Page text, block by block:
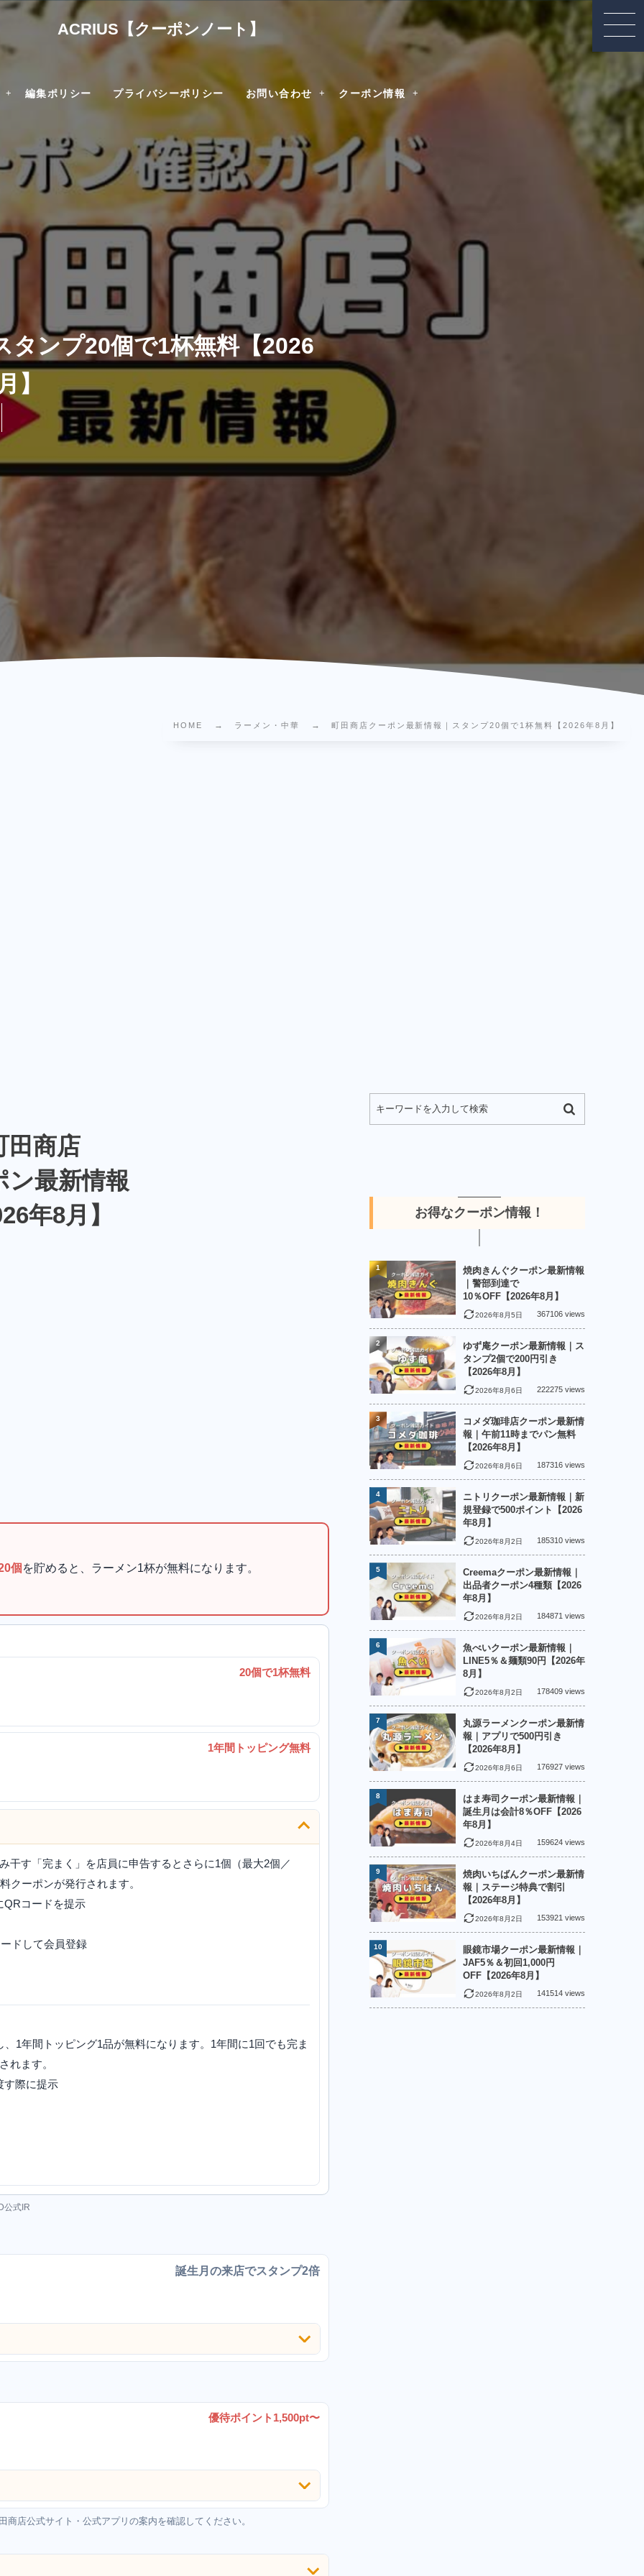
ACRIUS【クーポンノート】
編集ポリシー プライバシーポリシー お問い合わせ クーポン情報
タンプ20個で1杯無料【2026
】
HOME ラーメン・中華 町田商店クーポン最新情報｜スタンプ20個で1杯無料【2026年8月】
田商店
ン最新情報
年8月】
個 を貯めると、ラーメン1杯が無料になります。
20個で1杯無料
1年間トッピング無料
干す「完まく」を店員に申告するとさらに1個（最大2個／
クーポンが発行されます。
QRコードを提示
ドして会員登録
1年間トッピング1品が無料になります。1年間に1回でも完ま
れます。
す際に提示
公式IR
誕生月の来店でスタンプ2倍
優待ポイント1,500pt〜
店公式サイト・公式アプリの案内を確認してください。
お得なクーポン情報！
焼肉きんぐクーポン最新情報
｜警部到達で
10％OFF【2026年8月】
2026年8月5日 367106 views
1
ゆず庵クーポン最新情報｜ス
タンプ2個で200円引き
【2026年8月】
2026年8月6日 222275 views
2
コメダ珈琲店クーポン最新情
報｜午前11時までパン無料
【2026年8月】
2026年8月6日 187316 views
3
ニトリクーポン最新情報｜新
規登録で500ポイント【2026
年8月】
2026年8月2日 185310 views
4
Creemaクーポン最新情報｜
出品者クーポン4種類【2026
年8月】
2026年8月2日 184871 views
5
魚べいクーポン最新情報｜
LINE5％＆麺類90円【2026年
8月】
2026年8月2日 178409 views
6
丸源ラーメンクーポン最新情
報｜アプリで500円引き
【2026年8月】
2026年8月6日 176927 views
7
はま寿司クーポン最新情報｜
誕生月は会計8％OFF【2026
年8月】
2026年8月4日 159624 views
8
焼肉いちばんクーポン最新情
報｜ステージ特典で割引
【2026年8月】
2026年8月2日 153921 views
9
眼鏡市場クーポン最新情報｜
JAF5％＆初回1,000円
OFF【2026年8月】
2026年8月2日 141514 views
10